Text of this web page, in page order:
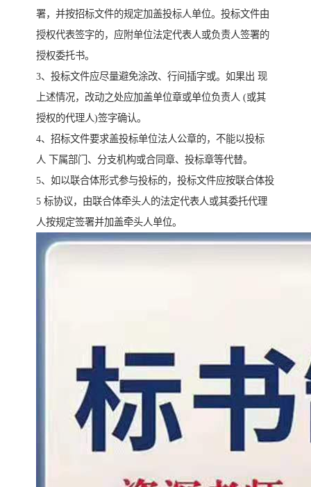
署，并按招标文件的规定加盖投标人单位。投标文件由
授权代表签字的，应附单位法定代表人或负责人签署的
授权委托书。
3、投标文件应尽量避免涂改、行间插字或。如果出 现
上述情况，改动之处应加盖单位章或单位负责人 (或其
授权的代理人)签字确认。
4、招标文件要求盖投标单位法人公章的，不能以投标
人 下属部门、分支机构或合同章、投标章等代替。
5、如以联合体形式参与投标的，投标文件应按联合体投
5 标协议，由联合体牵头人的法定代表人或其委托代理
人按规定签署并加盖牵头人单位。